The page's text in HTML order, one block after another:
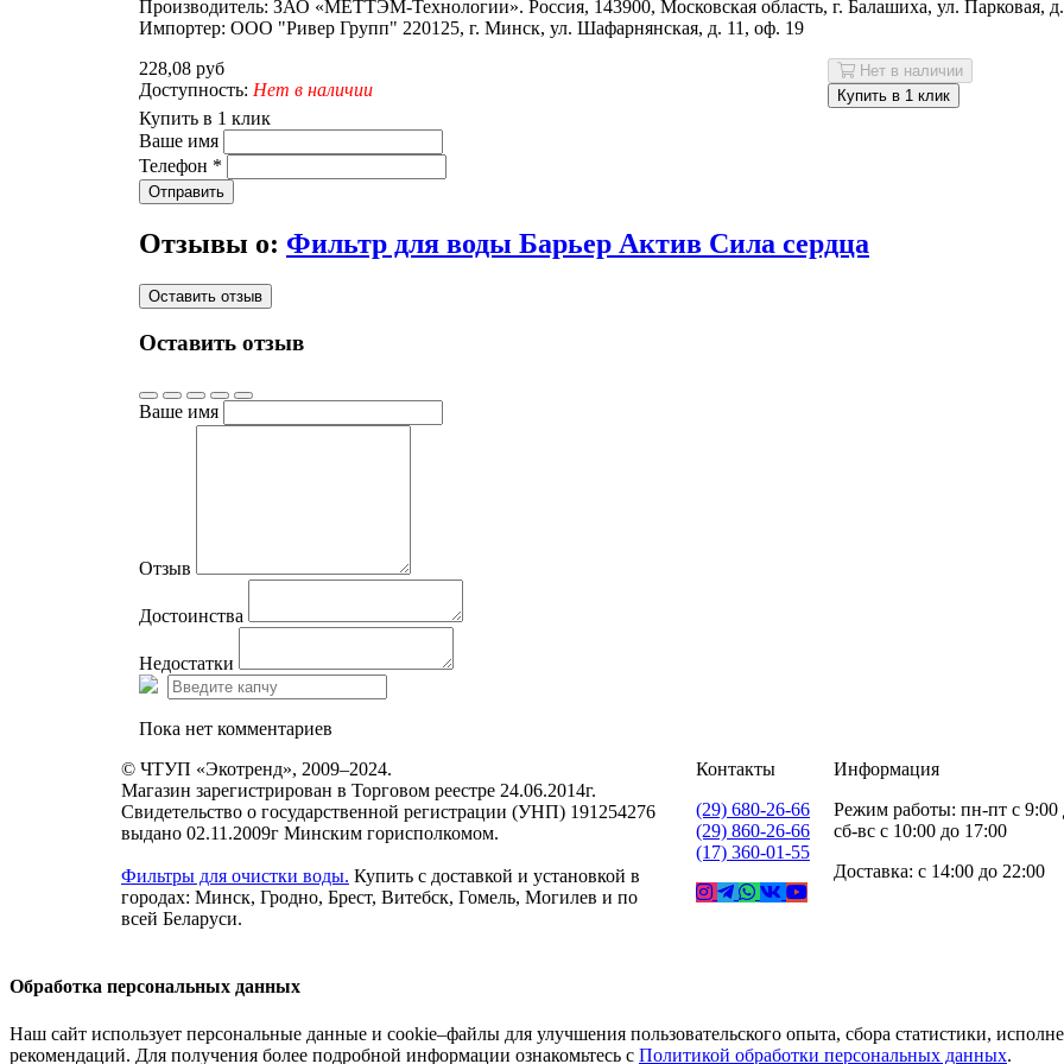
Производитель: ЗАО «МЕТТЭМ-Технологии». Россия, 143900, Московская область, г. Балашиха, ул. Парковая,
Импортер: ООО "Ривер Групп" 220125, г. Минск, ул. Шафарнянская, д. 11, оф. 19
228,08 руб
Доступность: Нет в наличии
Нет в наличии
Купить в 1 клик
Купить в 1 клик
Ваше имя
Телефон *
Отправить
Отзывы о: Фильтр для воды Барьер Актив Сила сердца
Оставить отзыв
Оставить отзыв
Ваше имя
Отзыв
Достоинства
Недостатки
Пока нет комментариев
© ЧТУП «Экотренд», 2009–2024.
Магазин зарегистрирован в Торговом реестре 24.06.2014г.
Свидетельство о государственной регистрации (УНП) 191254276
выдано 02.11.2009г Минским горисполкомом.
Фильтры для очистки воды. Купить с доставкой и установкой в
городах: Минск, Гродно, Брест, Витебск, Гомель, Могилев и по
всей Беларуси.
Контакты
(29) 680-26-66
(29) 860-26-66
(17) 360-01-55
Информация
Режим работы: пн-пт с 9:00
сб-вс с 10:00 до 17:00
Доставка: с 14:00 до 22:00
Обработка персональных данных
Наш сайт использует персональные данные и cookie–файлы для улучшения пользовательского опыта, сбора статистики,
рекомендаций. Для получения более подробной информации ознакомьтесь с Политикой обработки персональных данных.